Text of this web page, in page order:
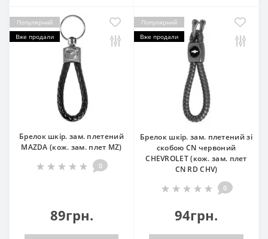
Популярний
Вже продали
Брелок шкір. зам. плетений
MAZDA (кож. зам. плет MZ)
0
89грн.
Популярний
Вже продали
Брелок шкір. зам. плетений зі
скобою CN червоний
CHEVROLET (кож. зам. плет
CN RD CHV)
0
94грн.